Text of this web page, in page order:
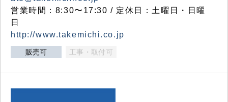
営業時間：8:30〜17:30 / 定休日：土曜日・日曜
日
http://www.takemichi.co.jp
販売可 工事・取付可